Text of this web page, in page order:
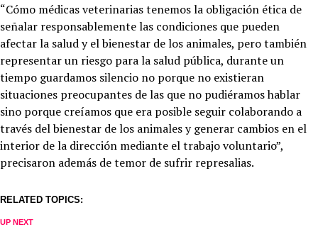
“Cómo médicas veterinarias tenemos la obligación ética de
señalar responsablemente las condiciones que pueden
afectar la salud y el bienestar de los animales, pero también
representar un riesgo para la salud pública, durante un
tiempo guardamos silencio no porque no existieran
situaciones preocupantes de las que no pudiéramos hablar
sino porque creíamos que era posible seguir colaborando a
través del bienestar de los animales y generar cambios en el
interior de la dirección mediante el trabajo voluntario”,
precisaron además de temor de sufrir represalias.
RELATED TOPICS:
UP NEXT